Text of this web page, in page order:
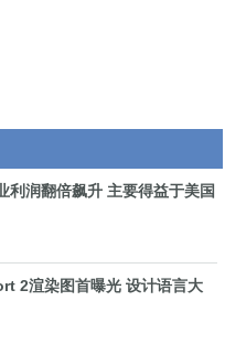
利润翻倍飙升 主要得益于美国
2渲染图首曝光 设计语言大